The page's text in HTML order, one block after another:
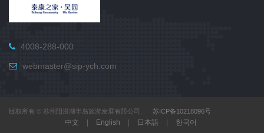
4008-288-000
webmaster@sip-ych.com
版权所有 © 苏州阳澄湖半岛旅游发展有限公司. 苏ICP备10218096号
中文 English 日本語 한국어